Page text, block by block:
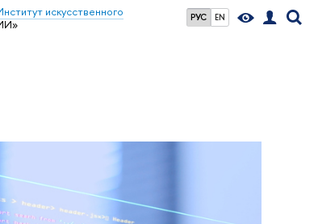
РУС EN
искусственного